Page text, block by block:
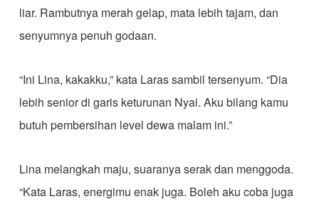
liar. Rambutnya merah gelap, mata lebih tajam, dan
senyumnya penuh godaan.
“Ini Lina, kakakku,” kata Laras sambil tersenyum. “Dia
lebih senior di garis keturunan Nyai. Aku bilang kamu
butuh pembersihan level dewa malam ini.”
Lina melangkah maju, suaranya serak dan menggoda.
“Kata Laras, energimu enak juga. Boleh aku coba juga